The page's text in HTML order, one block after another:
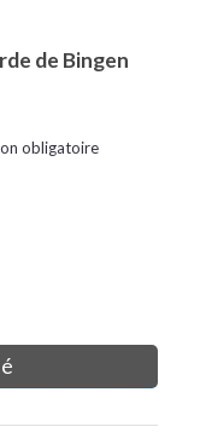
de Bingen
obligatoire